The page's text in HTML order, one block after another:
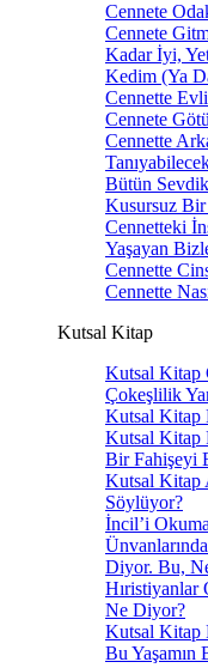
Cennete
Cennete
Kadar İyi,
Kedim (Ya
Cennette
Cennete
Cennette
Bütün
Kusursuz
Cennetteki
Yaşayan
Cennette
Cennette
Kutsal Kitap
Kutsal Kitap
Çokeşlilik
Kutsal Kitap
Kutsal Kitap
Bir Fahişeyi
Kutsal Kitap
Söylüyor?
İncil’i
Diyor. Bu,
Hıristiyanlar
Ne Diyor?
Kutsal Kitap
Bu Yaşamın